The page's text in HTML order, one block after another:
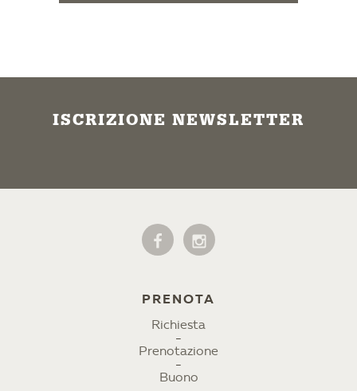
ISCRIZIONE NEWSLETTER
PRENOTA
Richiesta
Prenotazione
Buono